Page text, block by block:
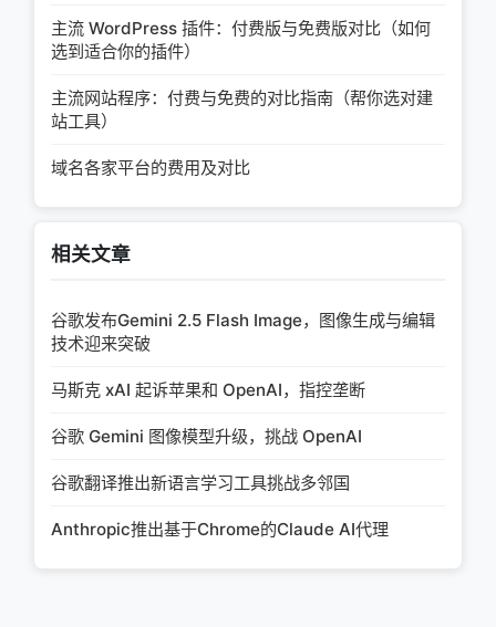
主流 WordPress 插件：付费版与免费版对比（如何
选到适合你的插件）
主流网站程序：付费与免费的对比指南（帮你选对建
站工具）
域名各家平台的费用及对比
相关文章
谷歌发布Gemini 2.5 Flash Image，图像生成与编辑
技术迎来突破
马斯克 xAI 起诉苹果和 OpenAI，指控垄断
谷歌 Gemini 图像模型升级，挑战 OpenAI
谷歌翻译推出新语言学习工具挑战多邻国
Anthropic推出基于Chrome的Claude AI代理